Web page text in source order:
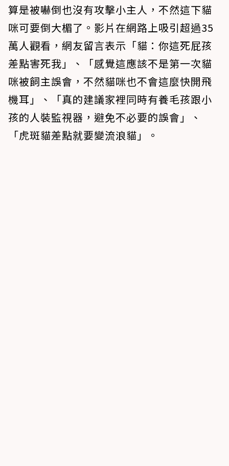
算是被嚇倒也沒有攻擊小主人，不然這下貓
咪可要倒大楣了。影片在網路上吸引超過35
萬人觀看，網友留言表示「貓：你這死屁孩
差點害死我」、「感覺這應該不是第一次貓
咪被飼主誤會，不然貓咪也不會這麼快開飛
機耳」、「真的建議家裡同時有養毛孩跟小
孩的人裝監視器，避免不必要的誤會」、
「虎斑貓差點就要變流浪貓」。